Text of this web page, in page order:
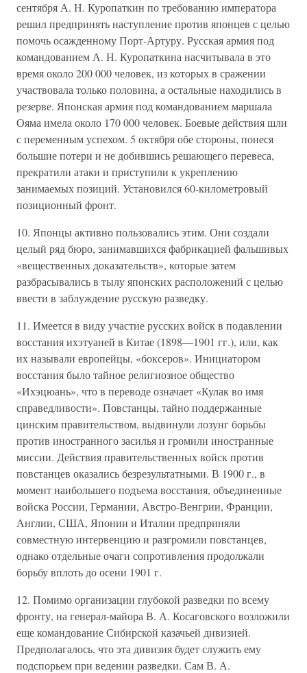
сентября А. Н. Куропаткин по требованию императора
решил предпринять наступление против японцев с целью
помочь осажденному Порт-Артуру. Русская армия под
командованием А. Н. Куропаткина насчитывала в это
время около 200 000 человек, из которых в сражении
участвовала только половина, а остальные находились в
резерве. Японская армия под командованием маршала
Ояма имела около 170 000 человек. Боевые действия шли
с переменным успехом. 5 октября обе стороны, понеся
большие потери и не добившись решающего перевеса,
прекратили атаки и приступили к укреплению
занимаемых позиций. Установился 60-километровый
позиционный фронт.
10. Японцы активно пользовались этим. Они создали
целый ряд бюро, занимавшихся фабрикацией фальшивых
«вещественных доказательств», которые затем
разбрасывались в тылу японских расположений с целью
ввести в заблуждение русскую разведку.
11. Имеется в виду участие русских войск в подавлении
восстания ихэтуаней в Китае (1898—1901 гг.), или, как
их называли европейцы, «боксеров». Инициатором
восстания было тайное религиозное общество
«Ихэцюань», что в переводе означает «Кулак во имя
справедливости». Повстанцы, тайно поддержанные
цинским правительством, выдвинули лозунг борьбы
против иностранного засилья и громили иностранные
миссии. Действия правительственных войск против
повстанцев оказались безрезультатными. В 1900 г., в
момент наибольшего подъема восстания, объединенные
войска России, Германии, Австро-Венгрии, Франции,
Англии, США, Японии и Италии предприняли
совместную интервенцию и разгромили повстанцев,
однако отдельные очаги сопротивления продолжали
борьбу вплоть до осени 1901 г.
12. Помимо организации глубокой разведки по всему
фронту, на генерал-майора В. А. Косаговского возложили
еще командование Сибирской казачьей дивизией.
Предполагалось, что эта дивизия будет служить ему
подспорьем при ведении разведки. Сам В. А.